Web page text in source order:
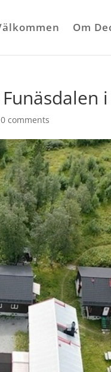
Om
0 comments